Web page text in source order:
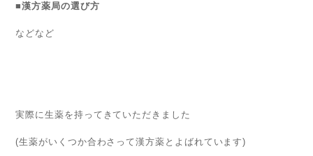
■漢方薬局の選び方
などなど
実際に生薬を持ってきていただきました
(生薬がいくつか合わさって漢方薬とよばれています)